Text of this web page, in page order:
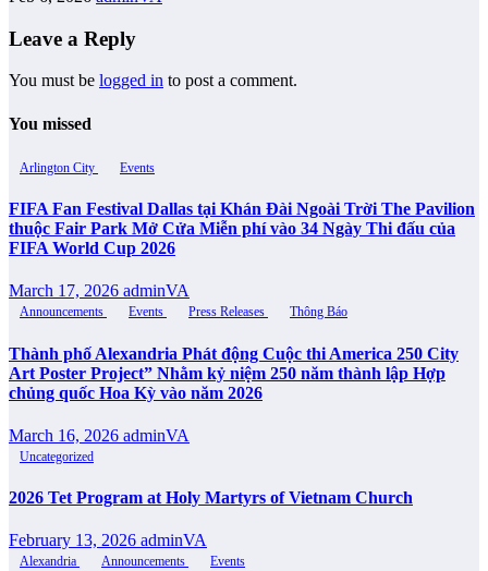
Leave a Reply
You must be logged in to post a comment.
You missed
Arlington City Events
FIFA Fan Festival Dallas tại Khán Đài Ngoài Trời The Pavilion
thuộc Fair Park Mở Cửa Miễn phí vào 34 Ngày Thi đấu của
FIFA World Cup 2026
March 17, 2026 adminVA
Announcements Events Press Releases Thông Báo
Thành phố Alexandria Phát động Cuộc thi America 250 City
Art Poster Project” Nhằm kỷ niệm 250 năm thành lập Hợp
chủng quốc Hoa Kỳ vào năm 2026
March 16, 2026 adminVA
Uncategorized
2026 Tet Program at Holy Martyrs of Vietnam Church
February 13, 2026 adminVA
Alexandria Announcements Events